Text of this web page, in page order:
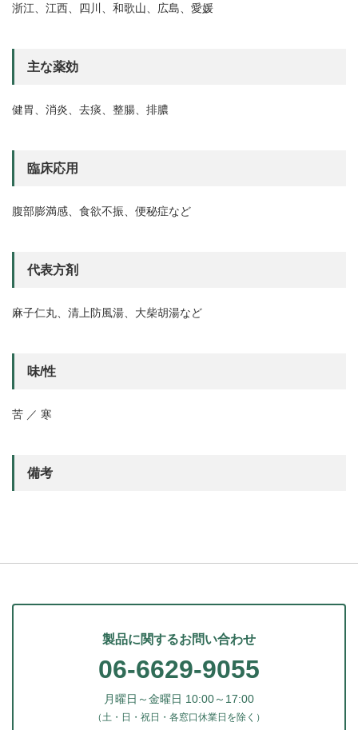
浙江、江西、四川、和歌山、広島、愛媛
主な薬効
健胃、消炎、去痰、整腸、排膿
臨床応用
腹部膨満感、食欲不振、便秘症など
代表方剤
麻子仁丸、清上防風湯、大柴胡湯など
味/性
苦 ／ 寒
備考
製品に関するお問い合わせ
06-6629-9055
月曜日～金曜日 10:00～17:00
（土・日・祝日・各窓口休業日を除く）